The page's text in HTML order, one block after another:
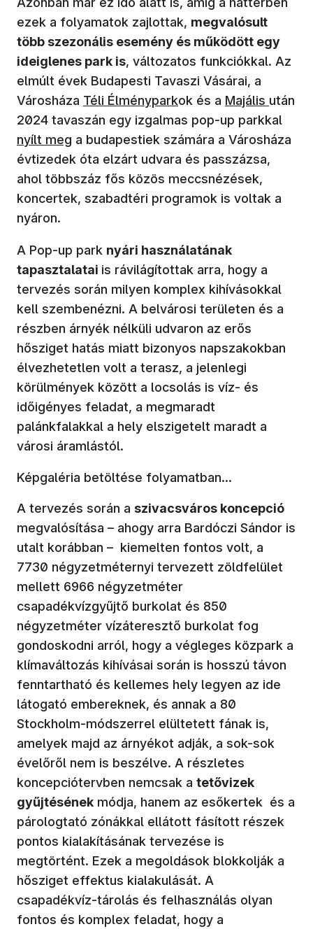
ezek a folyamatok zajlottak, megvalósult
több szezonális esemény és működött egy
ideiglenes park is, változatos funkciókkal. Az
elmúlt évek Budapesti Tavaszi Vásárai, a
Városháza Téli Élményparkok és a Majális után
2024 tavaszán egy izgalmas pop-up parkkal
nyílt meg a budapestiek számára a Városháza
évtizedek óta elzárt udvara és passzázsa,
ahol többszáz fős közös meccsnézések,
koncertek, szabadtéri programok is voltak a
nyáron.
A Pop-up park nyári használatának
tapasztalatai is rávilágítottak arra, hogy a
tervezés során milyen komplex kihívásokkal
kell szembenézni. A belvárosi területen és a
részben árnyék nélküli udvaron az erős
hősziget hatás miatt bizonyos napszakokban
élvezhetetlen volt a terasz, a jelenlegi
körülmények között a locsolás is víz- és
időigényes feladat, a megmaradt
palánkfalakkal a hely elszigetelt maradt a
városi áramlástól.
Képgaléria betöltése folyamatban...
A tervezés során a szivacsváros koncepció
megvalósítása – ahogy arra Bardóczi Sándor is
utalt korábban – kiemelten fontos volt, a
7730 négyzetméternyi tervezett zöldfelület
mellett 6966 négyzetméter
csapadékvízgyűjtő burkolat és 850
négyzetméter vízáteresztő burkolat fog
gondoskodni arról, hogy a végleges közpark a
klímaváltozás kihívásai során is hosszú távon
fenntartható és kellemes hely legyen az ide
látogató embereknek, és annak a 80
Stockholm-módszerrel elültetett fának is,
amelyek majd az árnyékot adják, a sok-sok
évelőről nem is beszélve. A részletes
koncepciótervben nemcsak a tetővizek
gyűjtésének módja, hanem az esőkertek és a
párologtató zónákkal ellátott fásított részek
pontos kialakításának tervezése is
megtörtént. Ezek a megoldások blokkolják a
hősziget effektus kialakulását. A
csapadékvíz-tárolás és felhasználás olyan
fontos és komplex feladat, hogy a